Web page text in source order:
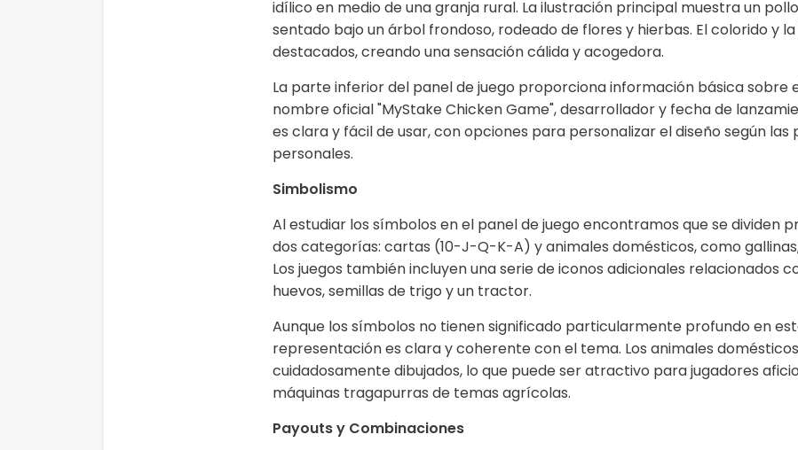
idílico en medio de una granja rural. La ilustración principal muestra un
sentado bajo un árbol frondoso, rodeado de flores y hierbas. El colorido y
destacados, creando una sensación cálida y acogedora.
La parte inferior del panel de juego proporciona información básica sobre
nombre oficial "MyStake Chicken Game", desarrollador y fecha de
es clara y fácil de usar, con opciones para personalizar el diseño según las
personales.
Simbolismo
Al estudiar los símbolos en el panel de juego encontramos que se dividen
dos categorías: cartas (10-J-Q-K-A) y animales domésticos, como
Los juegos también incluyen una serie de iconos adicionales relacionados
huevos, semillas de trigo y un tractor.
Aunque los símbolos no tienen significado particularmente profundo en
representación es clara y coherente con el tema. Los animales
cuidadosamente dibujados, lo que puede ser atractivo para jugadores
máquinas tragapurras de temas agrícolas.
Payouts y Combinaciones